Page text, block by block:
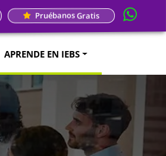
Pruébanos Gratis
APRENDE EN IEBS